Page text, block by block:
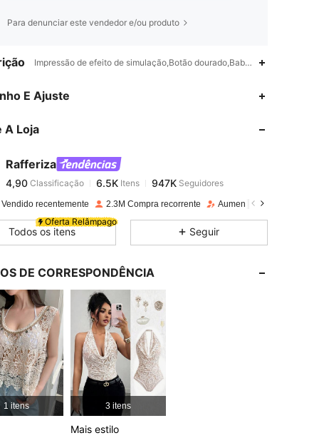
Para denunciar este vendedor e/ou produto
Impressão de efeito de simulação,Botão dourado,Babado,Serve bem
E Ajuste
A Loja
Rafferiza
4,90
4,90 Classificação 6.5KItens
m***rpago 1 dia atrás
6.5K
4,90 6.5K 947K
4,90 6.5K 947K
4,90 6.5K 947K
6.5K
recentemente 2.3M Compra recorrente Aumento de seguidores
Oferta Relâmpago
Todos os itens Seguir
DE CORRESPONDÊNCIA
1 itens 3 itens
Mais estilo